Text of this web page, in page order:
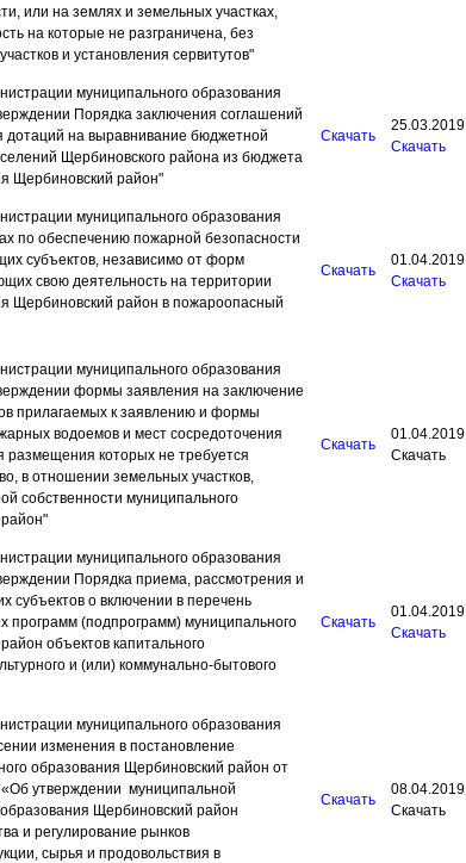
или на землях и земельных участках,
на которые не разграничена, без
и установления сервитутов"
муниципального образования
Порядка заключения соглашений
дотаций на выравнивание бюджетной
Щербиновского района из бюджета
Щербиновский район"
Скачать
25.03.2019
Скачать
муниципального образования
по обеспечению пожарной безопасности
субъектов, независимо от форм
свою деятельность на территории
Щербиновский район в пожароопасный
Скачать
01.04.2019
Скачать
муниципального образования
формы заявления на заключение
прилагаемых к заявлению и формы
водоемов и мест сосредоточения
размещения которых не требуется
в отношении земельных участков,
собственности муниципального
Скачать
01.04.2019
Скачать
муниципального образования
Порядка приема, рассмотрения и
субъектов о включении в перечень
программ (подпрограмм) муниципального
объектов капитального
и (или) коммунально-бытового
Скачать
01.04.2019
Скачать
муниципального образования
изменения в постановление
образования Щербиновский район от
утверждении муниципальной
Щербиновский район
и регулирование рынков
сырья и продовольствия в
Скачать
08.04.2019
Скачать